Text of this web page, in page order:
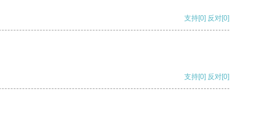
支持[0] 反对[0]
支持[0] 反对[0]